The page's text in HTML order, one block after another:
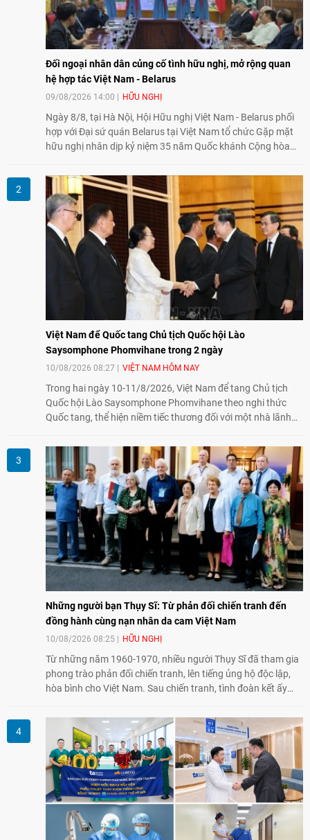
Đối ngoại nhân dân củng cố tình hữu nghị, mở rộng quan
hệ hợp tác Việt Nam - Belarus
09/08/2026 14:00 HỮU NGHỊ
Ngày 8/8, tại Hà Nội, Hội Hữu nghị Việt Nam - Belarus phối
hợp với Đại sứ quán Belarus tại Việt Nam tổ chức Gặp mặt
hữu nghị nhân dịp kỷ niệm 35 năm Quốc khánh Cộng hòa
nhân dân trong củng cố tình hữu nghị, mở rộng hợp tác thiết
thực và làm sâu sắc quan hệ Đối tác chiến lược Việt Nam -
Belarus.
Việt Nam để Quốc tang Chủ tịch Quốc hội Lào
Saysomphone Phomvihane trong 2 ngày
10/08/2026 08:27 VIỆT NAM HÔM NAY
Trong hai ngày 10-11/8/2026, Việt Nam để tang Chủ tịch
Quốc hội Lào Saysomphone Phomvihane theo nghi thức
Quốc tang, thể hiện niềm tiếc thương đối với một nhà lãnh
nghị vĩ đại, đoàn kết đặc biệt Việt Nam - Lào.
Những người bạn Thụy Sĩ: Từ phản đối chiến tranh đến
đồng hành cùng nạn nhân da cam Việt Nam
10/08/2026 08:25 HỮU NGHỊ
Từ những năm 1960-1970, nhiều người Thụy Sĩ đã tham gia
phong trào phản đối chiến tranh, lên tiếng ủng hộ độc lập,
hòa bình cho Việt Nam. Sau chiến tranh, tình đoàn kết ấy
đồng hành với những người còn chịu hậu quả chiến tranh,
trong đó có các nạn nhân chất độc da cam/dioxin.